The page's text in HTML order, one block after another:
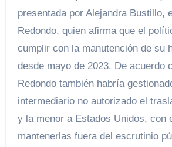
presentada por Alejandra Bustillo,
Redondo, quien afirma que el
cumplir con la manutención de su
desde mayo de 2023. De acuerdo
Redondo también habría
intermediario no autorizado el
y la menor a Estados Unidos, con
mantenerlas fuera del escrutinio